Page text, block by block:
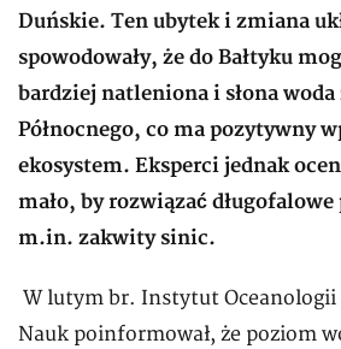
Duńskie. Ten ubytek i zmiana
spowodowały, że do Bałtyku
bardziej natleniona i słona woda
Północnego, co ma pozytywny
ekosystem. Eksperci jednak
mało, by rozwiązać
m.in. zakwity sinic.
W lutym br. Instytut
Nauk poinformował, że poziom